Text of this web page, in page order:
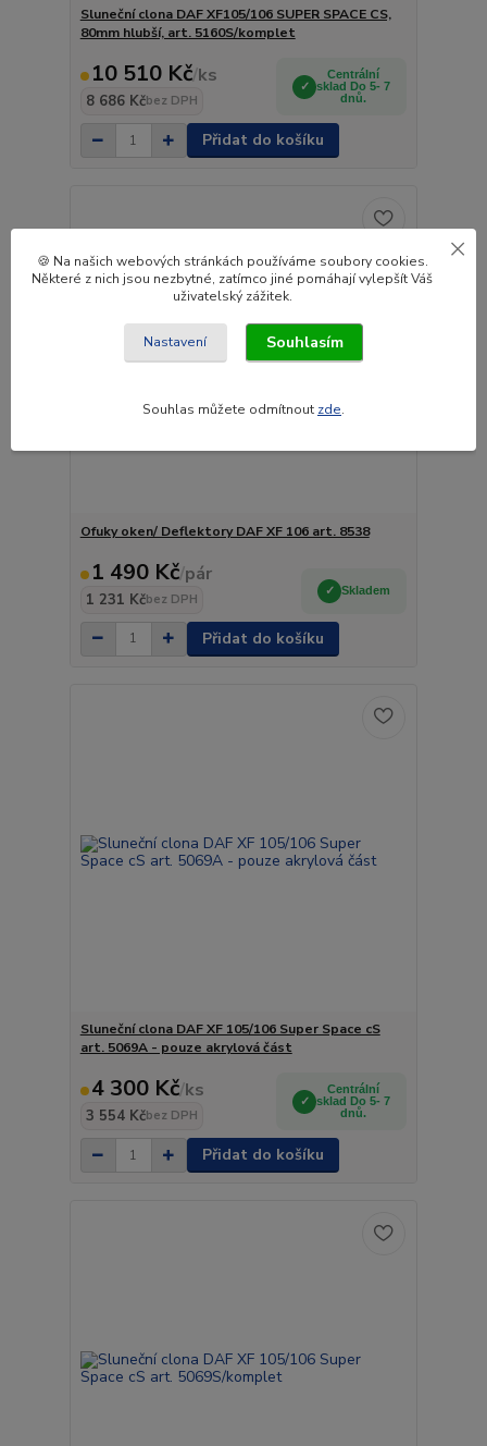
Sluneční clona DAF XF105/106 SUPER SPACE CS,
80mm hlubší, art. 5160S/komplet
10 510 Kč/ks
8 686 Kčbez DPH
Centrální
sklad Do 5- 7
dnů.
Přidat do košíku
Ofuky oken/ Deflektory DAF XF 106 art. 8538
1 490 Kč/pár
1 231 Kčbez DPH
Skladem
Přidat do košíku
Sluneční clona DAF XF 105/106 Super Space cS
art. 5069A - pouze akrylová část
4 300 Kč/ks
3 554 Kčbez DPH
Centrální
sklad Do 5- 7
dnů.
Přidat do košíku
🍪 Na našich webových stránkách používáme soubory cookies.
Některé z nich jsou nezbytné, zatímco jiné pomáhají vylepšít Váš
uživatelský zážitek.
Nastavení Souhlasím
Souhlas můžete odmítnout zde.